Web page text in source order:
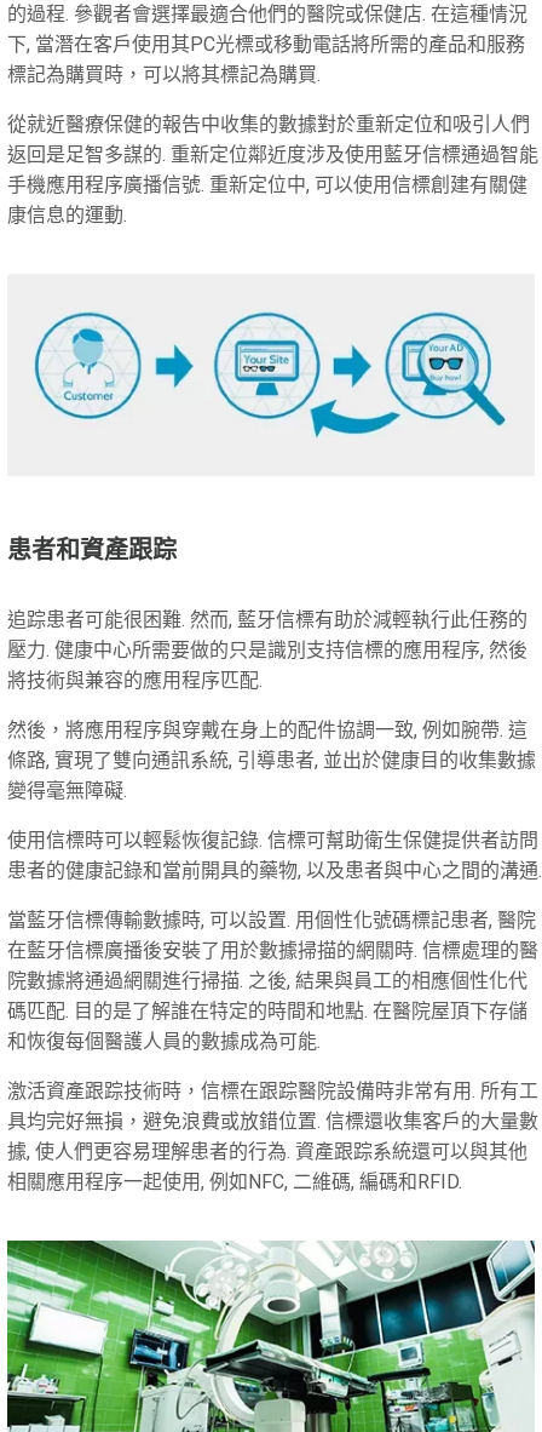
的過程. 參觀者會選擇最適合他們的醫院或保健店. 在這種情況
下, 當潛在客戶使用其PC光標或移動電話將所需的產品和服務
標記為購買時，可以將其標記為購買.
從就近醫療保健的報告中收集的數據對於重新定位和吸引人們
返回是足智多謀的. 重新定位鄰近度涉及使用藍牙信標通過智能
手機應用程序廣播信號. 重新定位中, 可以使用信標創建有關健
康信息的運動.
患者和資產跟踪
追踪患者可能很困難. 然而, 藍牙信標有助於減輕執行此任務的
壓力. 健康中心所需要做的只是識別支持信標的應用程序, 然後
將技術與兼容的應用程序匹配.
然後，將應用程序與穿戴在身上的配件協調一致, 例如腕帶. 這
條路, 實現了雙向通訊系統, 引導患者, 並出於健康目的收集數據
變得毫無障礙.
使用信標時可以輕鬆恢復記錄. 信標可幫助衛生保健提供者訪問
患者的健康記錄和當前開具的藥物, 以及患者與中心之間的溝通.
當藍牙信標傳輸數據時, 可以設置. 用個性化號碼標記患者, 醫院
在藍牙信標廣播後安裝了用於數據掃描的網關時. 信標處理的醫
院數據將通過網關進行掃描. 之後, 結果與員工的相應個性化代
碼匹配. 目的是了解誰在特定的時間和地點. 在醫院屋頂下存儲
和恢復每個醫護人員的數據成為可能.
激活資產跟踪技術時，信標在跟踪醫院設備時非常有用. 所有工
具均完好無損，避免浪費或放錯位置. 信標還收集客戶的大量數
據, 使人們更容易理解患者的行為. 資產跟踪系統還可以與其他
相關應用程序一起使用, 例如NFC, 二維碼, 編碼和RFID.